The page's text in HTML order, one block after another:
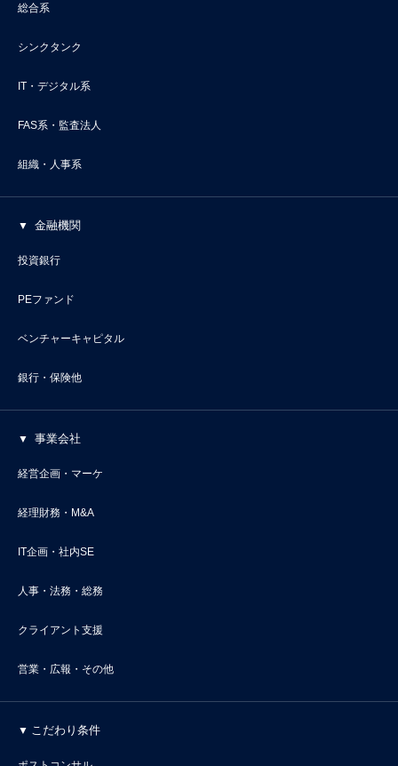
総合系
シンクタンク
IT・デジタル系
FAS系・監査法人
組織・人事系
金融機関
投資銀行
PEファンド
ベンチャーキャピタル
銀行・保険他
事業会社
経営企画・マーケ
経理財務・M&A
IT企画・社内SE
人事・法務・総務
クライアント支援
営業・広報・その他
こだわり条件